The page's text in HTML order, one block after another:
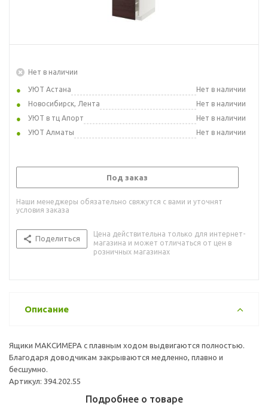
Нет в наличии
УЮТ Астана
Нет в наличии
Новосибирск, Лента
Нет в наличии
УЮТ в тц Апорт
Нет в наличии
УЮТ Алматы
Нет в наличии
Под заказ
Наши менеджеры обязательно свяжутся с вами и уточнят
условия заказа
Поделиться
Цена действительна только для интернет-
магазина и может отличаться от цен в
розничных магазинах
Описание
Ящики МАКСИМЕРА с плавным ходом выдвигаются полностью.
Благодаря доводчикам закрываются медленно, плавно и
бесшумно.
Артикул: 394.202.55
Подробнее о товаре